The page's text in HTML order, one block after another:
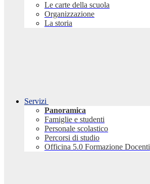
Le carte della scuola
Organizzazione
La storia
Servizi
Panoramica
Famiglie e studenti
Personale scolastico
Percorsi di studio
Officina 5.0 Formazione Docenti